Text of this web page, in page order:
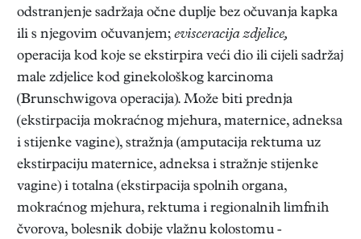
odstranjenje sadržaja očne duplje bez očuvanja kapka
ili s njegovim očuvanjem; evisceracija zdjelice,
operacija kod koje se ekstirpira veći dio ili cijeli sadržaj
male zdjelice kod ginekološkog karcinoma
(Brunschwigova operacija). Može biti prednja
(ekstirpacija mokraćnog mjehura, maternice, adneksa
i stijenke vagine), stražnja (amputacija rektuma uz
ekstirpaciju maternice, adneksa i stražnje stijenke
vagine) i totalna (ekstirpacija spolnih organa,
mokraćnog mjehura, rektuma i regionalnih limfnih
čvorova, bolesnik dobije vlažnu kolostomu -